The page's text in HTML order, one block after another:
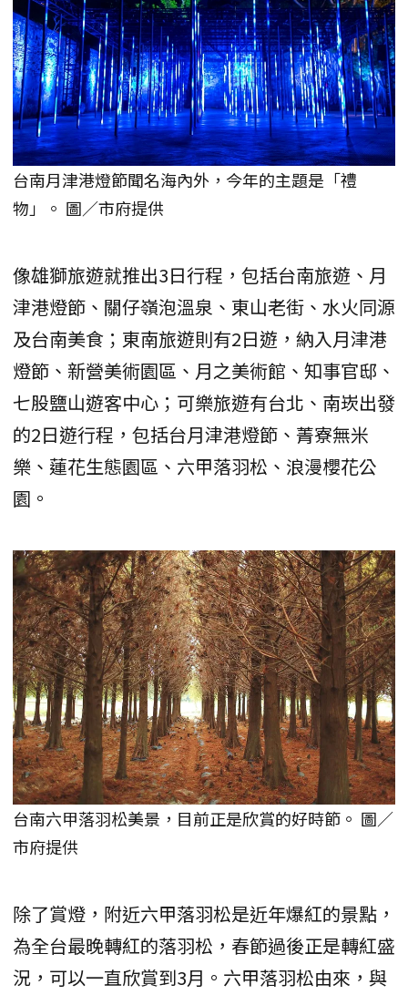
台南月津港燈節聞名海內外，今年的主題是「禮
物」。 圖／市府提供
像雄獅旅遊就推出3日行程，包括台南旅遊、月
津港燈節、關仔嶺泡溫泉、東山老街、水火同源
及台南美食；東南旅遊則有2日遊，納入月津港
燈節、新營美術園區、月之美術館、知事官邸、
七股鹽山遊客中心；可樂旅遊有台北、南崁出發
的2日遊行程，包括台月津港燈節、菁寮無米
樂、蓮花生態園區、六甲落羽松、浪漫櫻花公
園。
台南六甲落羽松美景，目前正是欣賞的好時節。 圖／
市府提供
除了賞燈，附近六甲落羽松是近年爆紅的景點，
為全台最晚轉紅的落羽松，春節過後正是轉紅盛
況，可以一直欣賞到3月。六甲落羽松由來，與